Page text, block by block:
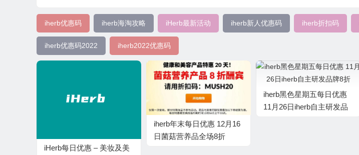
iherb优惠码 iherb海淘攻略 iHerb最新活动 iherb新人优惠码 iherb折扣码
iherb优惠码2022 iherb2022优惠码
iHerb每日优惠 – 美妆及美
iherb年末每日优惠 12月16
日菌菇营养品全场8折
iherb黑色星期五每日优惠
11月26日iherb自主研发品